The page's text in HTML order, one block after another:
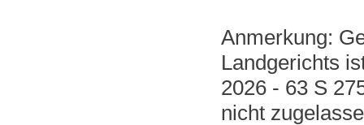
Anmerkung:
Landgerichts
2026 - 63 S
nicht